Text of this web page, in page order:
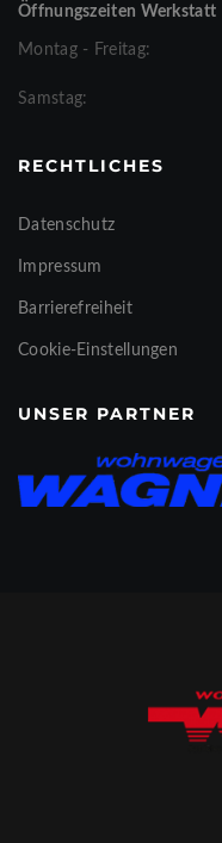
Öffnungszeiten Werkstatt
Montag - Freitag:
Samstag:
RECHTLICHES
Datenschutz
Impressum
Barrierefreiheit
Cookie-Einstellungen
UNSER PARTNER